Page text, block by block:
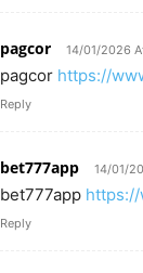
pagcor 14/01/2026
pagcor https://
Reply
bet777app 14/01/
bet777app https://
Reply